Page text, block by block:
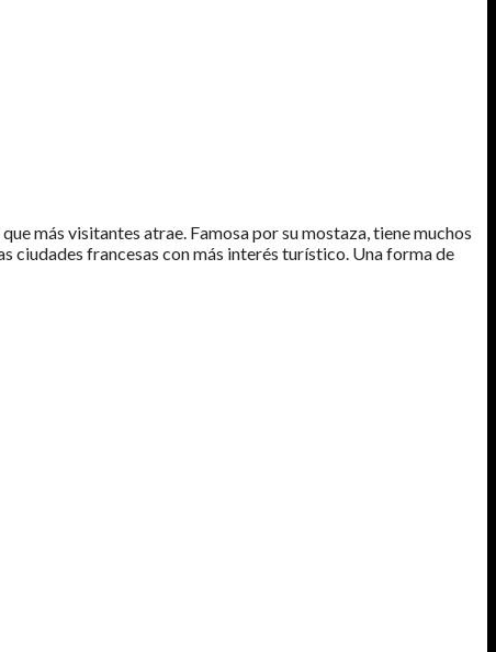
que más visitantes atrae. Famosa por su mostaza, tiene muchos
ciudades francesas con más interés turístico. Una forma de